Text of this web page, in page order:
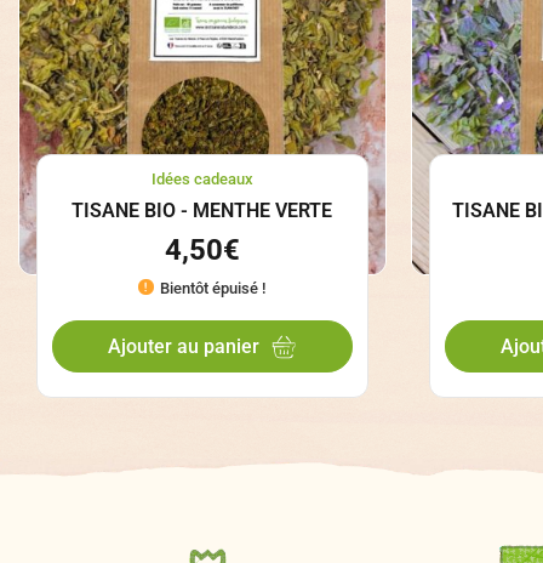
Idées cadeaux
TISANE BIO - MENTHE VERTE
4,50€
Bientôt épuisé !
Ajouter au panier
TISANE